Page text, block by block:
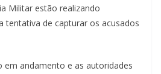
Militar estão realizando
tentativa de capturar os acusados
em andamento e as autoridades